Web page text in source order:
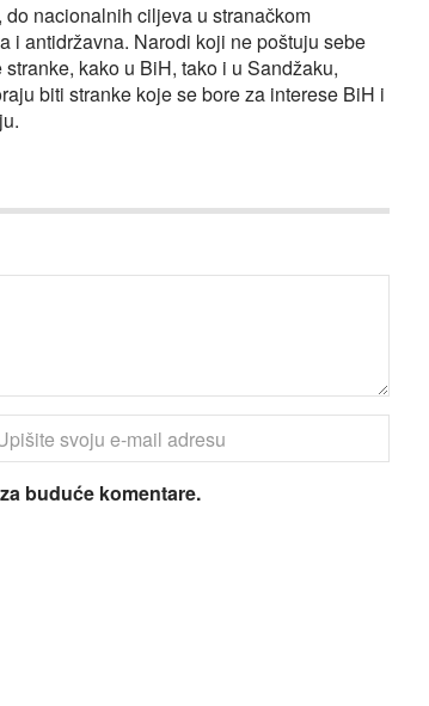
nacionalnih ciljeva u stranačkom
i antidržavna. Narodi koji ne poštuju sebe
kako u BiH, tako i u Sandžaku,
biti stranke koje se bore za interese BiH i
buduće komentare.